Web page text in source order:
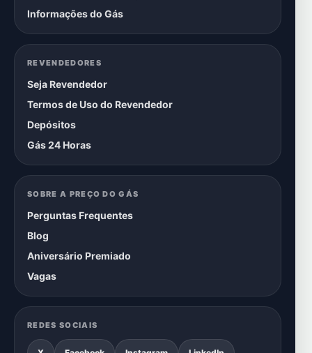
Informações do Gás
REVENDEDORES
Seja Revendedor
Termos de Uso do Revendedor
Depósitos
Gás 24 Horas
SOBRE A PREÇO DO GÁS
Perguntas Frequentes
Blog
Aniversário Premiado
Vagas
REDES SOCIAIS